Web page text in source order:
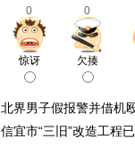
0 0
惊讶 欠揍
北界男子假报警并借机
信宜市“三旧”改造工程